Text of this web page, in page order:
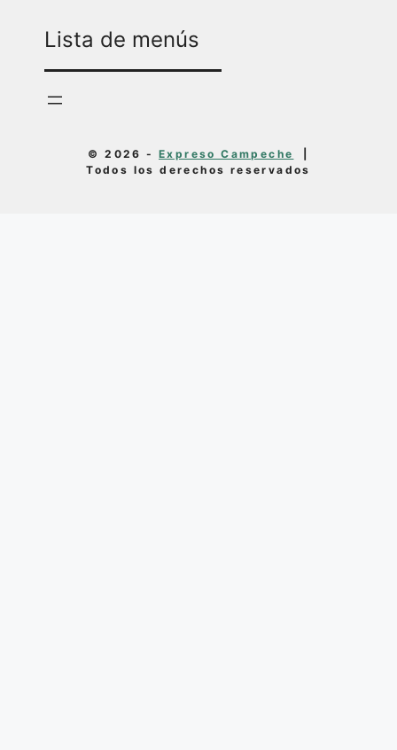
Lista de menús
© 2026 - Expreso Campeche
Todos los derechos reservados